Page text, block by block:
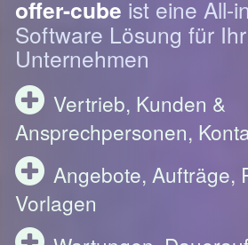
offer-cube ist eine All-
Software Lösung für Ihr
Unternehmen
Vertrieb, Kunden &
Ansprechpersonen,
Angebote, Aufträge,
Vorlagen